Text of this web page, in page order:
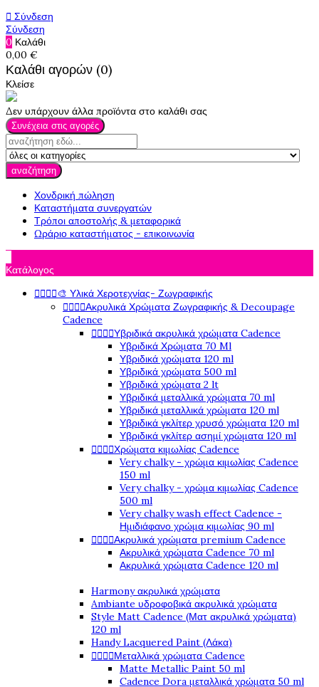
 Σύνδεση
Σύνδεση
0 Καλάθι
0,00 €
Καλάθι αγορών (0)
Κλείσε
Δεν υπάρχουν άλλα προϊόντα στο καλάθι σας
Συνέχεια στις αγορές
αναζήτηση
Χονδρική πώληση
Καταστήματα συνεργατών
Τρόποι αποστολής & μεταφορικά
Ωράριο καταστήματος - επικοινωνία
Κατάλογος
🎨 Υλικά Χεροτεχνίας- Ζωγραφικής
Ακρυλικά Χρώματα Ζωγραφικής & Decoupage
Cadence
Υβριδικά ακρυλικά χρώματα Cadence
Υβριδικά Χρώματα 70 Ml
Υβριδικά χρώματα 120 ml
Υβριδικά χρώματα 500 ml
Υβριδικά χρώματα 2 lt
Υβριδικά μεταλλικά χρώματα 70 ml
Υβριδικά μεταλλικά χρώματα 120 ml
Υβριδικά γκλίτερ χρυσό χρώματα 120 ml
Υβριδικά γκλίτερ ασημί χρώματα 120 ml
Χρώματα κιμωλίας Cadence
Very chalky - χρώμα κιμωλίας Cadence
150 ml
Very chalky - χρώμα κιμωλίας Cadence
500 ml
Very chalky wash effect Cadence -
Ημιδιάφανο χρώμα κιμωλίας 90 ml
Ακρυλικά χρώματα premium Cadence
Ακρυλικά χρώματα Cadence 70 ml
Ακρυλικά χρώματα Cadence 120 ml
Harmony ακρυλικά χρώματα
Ambiante υδροφοβικά ακρυλικά χρώματα
Style Matt Cadence (Ματ ακρυλικά χρώματα)
120 ml
Handy Lacquered Paint (Λάκα)
Μεταλλικά χρώματα Cadence
Matte Metallic Paint 50 ml
Cadence Dora μεταλλικά χρώματα 50 ml